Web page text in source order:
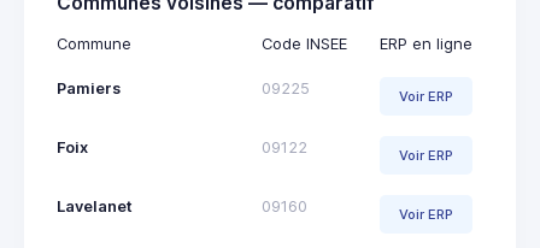
Commune Code INSEE ERP en ligne
Pamiers 09225 Voir ERP
Foix 09122 Voir ERP
Lavelanet 09160 Voir ERP